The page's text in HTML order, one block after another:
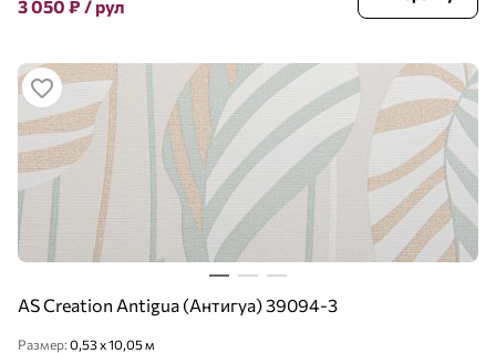
3 050 ₽ / рул
AS Creation Antigua (Антигуа) 39094-3
Размер: 0,53 x 10,05 м